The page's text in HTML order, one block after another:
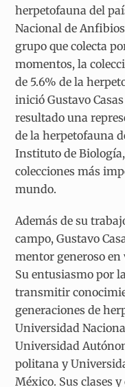
herpetofauna del
Nacional de
grupo que colecta
momentos, la
de 5.6% de la
inició Gustavo
resultado una
de la herpetofauna
Instituto de
colecciones más
mundo.
Además de su
campo, Gustavo
mentor generoso
Su entusiasmo por
transmitir
generaciones de
Universidad
Universidad
politana y
México. Sus clases